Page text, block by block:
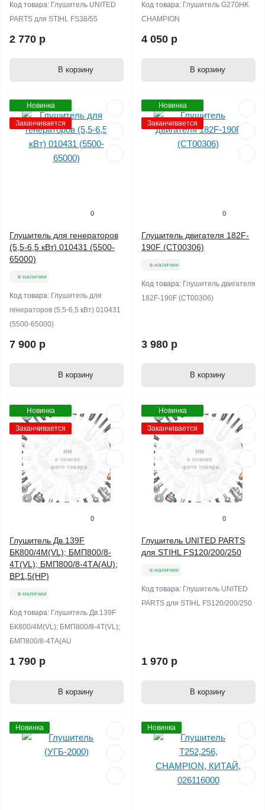
Код товара: Глушитель UNITED
PARTS для STIHL FS38/55
2 770 р
В корзину
Код товара: Глушитель G270HK
CHAMPION
4 050 р
В корзину
Новинка
Заканчивается
0
Глушитель для генераторов
(5,5-6,5 кВт) 010431 (5500-
65000)
в наличии
Код товара: Глушитель для
генераторов (5,5-6,5 кВт) 010431
(5500-65000)
7 900 р
В корзину
Новинка
Заканчивается
0
Глушитель двигателя 182F-
190F (СТ00306)
в наличии
Код товара: Глушитель двигателя
182F-190F (СТ00306)
3 980 р
В корзину
Новинка
Заканчивается
0
Глушитель Дв.139F
БК800/4М(VL); БМП800/8-
4Т(VL); БМП800/8-4ТА(AU);
ВР1,5(HP)
в наличии
Код товара: Глушитель Дв.139F
БК800/4М(VL); БМП800/8-4Т(VL);
БМП800/8-4ТА(AU
1 790 р
В корзину
Новинка
Заканчивается
0
Глушитель UNITED PARTS
для STIHL FS120/200/250
в наличии
Код товара: Глушитель UNITED
PARTS для STIHL FS120/200/250
1 970 р
В корзину
Новинка Новинка